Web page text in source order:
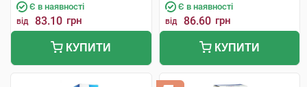
Є в наявності
від 83.10 грн
КУПИТИ
Є в наявності
від 86.60 грн
КУПИТИ